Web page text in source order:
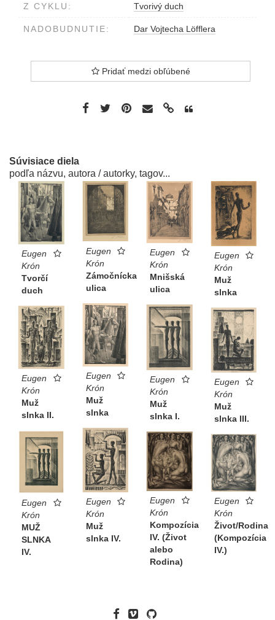
Z CYKLU: Tvorivý duch
NADOBUDNUTIE: Dar Vojtecha Löfflera
Pridať medzi obľúbené
Súvisiace diela
podľa názvu, autora / autorky, tagov...
Eugen
Krón
Tvorčí
duch
Eugen
Krón
Zámočnícka
ulica
Eugen
Krón
Mnišská
ulica
Eugen
Krón
Muž
slnka
Eugen
Krón
Muž
slnka
Eugen
Krón
Muž
slnka I.
Eugen
Krón
Muž
slnka II.
Eugen
Krón
Muž
slnka III.
Eugen
Krón
Muž
slnka IV.
Eugen
Krón
MUŽ
SLNKA
IV.
Eugen
Krón
Kompozícia
IV. (Život
alebo
Rodina)
Eugen
Krón
Život/Rodina
(Kompozícia
IV.)